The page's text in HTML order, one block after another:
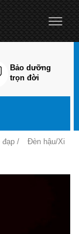
Bảo dưỡng
trọn đời
đạp /
Đèn hậu/Xi